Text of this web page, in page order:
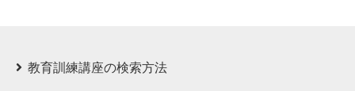
教育訓練講座の検索方法